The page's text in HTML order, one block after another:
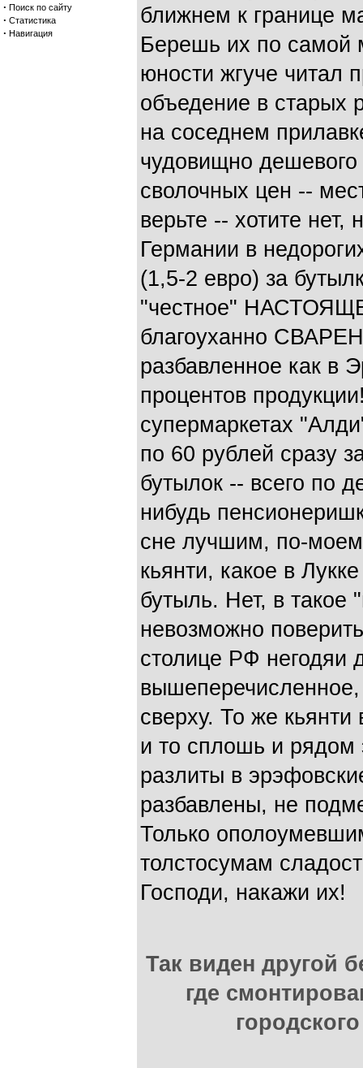
· Поиск по сайту
· Статистика
· Навигация
ближнем к границе
Берешь их по самой
юности жгуче читал
объедение в старых
на соседнем
чудовищно дешевого
сволочных цен --
верьте -- хотите
Германии в
(1,5-2 евро) за
"честное"
благоуханно
разбавленное как в
процентов
супермаркетах
по 60 рублей сразу
бутылок -- всего по
нибудь
сне лучшим, по-
кьянти, какое в
бутыль. Нет, в такое
невозможно
столице РФ негодяи
вышеперечисленное,
сверху. То же
и то сплошь и рядом
разлиты в
разбавлены, не
Только
толстосумам
Господи, накажи их!
Так виден другой
где